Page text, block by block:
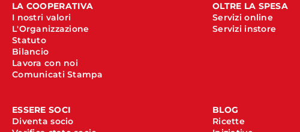
LA COOPERATIVA
I nostri valori
L'Organizzazione
Statuto
Bilancio
Lavora con noi
Comunicati Stampa
OLTRE LA SPESA
Servizi online
Servizi instore
ESSERE SOCI
Diventa socio
BLOG
Ricette